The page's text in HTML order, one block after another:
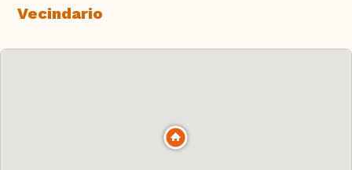
Vecindario